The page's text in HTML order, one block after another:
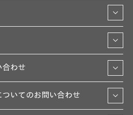
合わせ
いてのお問い合わせ